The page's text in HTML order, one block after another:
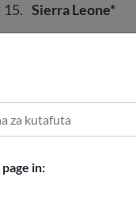
in:
Sierra Leone*
Sudan
Syria*
Yemen